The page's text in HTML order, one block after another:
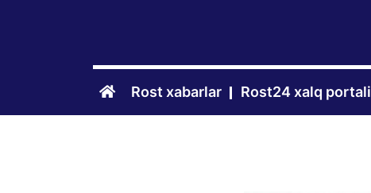
Rost xabarlar Rost24 xalq portali